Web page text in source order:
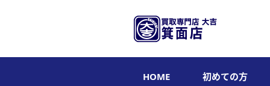
HOME 初めての方